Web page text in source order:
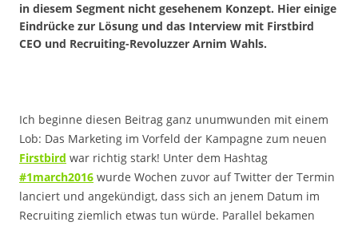
in diesem Segment nicht gesehenem Konzept. Hier einige
Eindrücke zur Lösung und das Interview mit Firstbird
CEO und Recruiting-Revoluzzer Arnim Wahls.
Ich beginne diesen Beitrag ganz unumwunden mit einem
Lob: Das Marketing im Vorfeld der Kampagne zum neuen
Firstbird war richtig stark! Unter dem Hashtag
#1march2016 wurde Wochen zuvor auf Twitter der Termin
lanciert und angekündigt, dass sich an jenem Datum im
Recruiting ziemlich etwas tun würde. Parallel bekamen